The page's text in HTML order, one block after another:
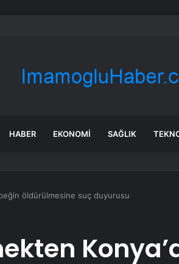
gerçeği açıkladı: Em fazla bu kadar
HABER EKONOMI SAĞLIK
öldürülmesine suç duyurusu